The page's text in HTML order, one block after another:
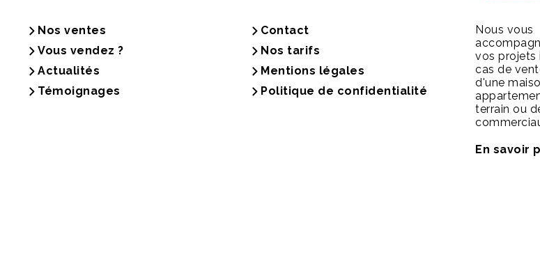
Nos ventes
Vous vendez ?
Actualités
Témoignages
Contact
Nos tarifs
Mentions légales
Politique de confidentialité
Nous vous
vos projets
cas de
d'une
terrain ou
En savoir